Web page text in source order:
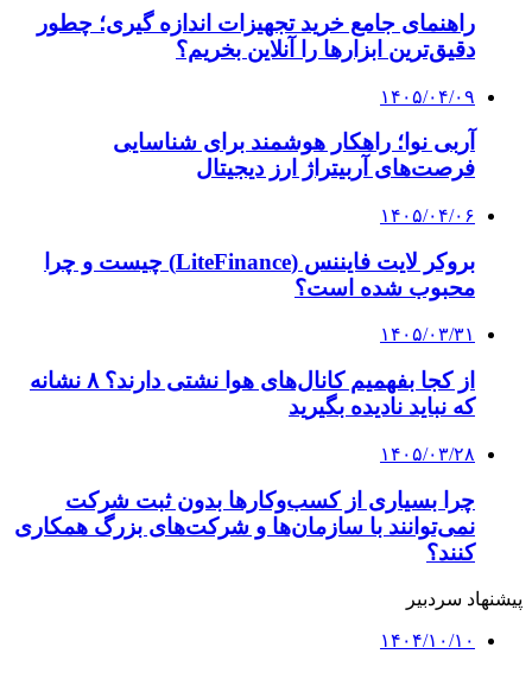
راهنمای جامع خرید تجهیزات اندازه گیری؛ چطور
دقیق‌ترین ابزارها را آنلاین بخریم؟
۱۴۰۵/۰۴/۰۹
آربی نوا؛ راهکار هوشمند برای شناسایی
فرصت‌های آربیتراژ ارز دیجیتال
۱۴۰۵/۰۴/۰۶
بروکر لایت فایننس (LiteFinance) چیست و چرا
محبوب شده است؟
۱۴۰۵/۰۳/۳۱
از کجا بفهمیم کانال‌های هوا نشتی دارند؟ ۸ نشانه
که نباید نادیده بگیرید
۱۴۰۵/۰۳/۲۸
چرا بسیاری از کسب‌وکارها بدون ثبت شرکت
نمی‌توانند با سازمان‌ها و شرکت‌های بزرگ همکاری
کنند؟
پیشنهاد سردبیر
۱۴۰۴/۱۰/۱۰